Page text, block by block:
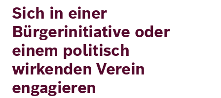
Sich in einer
Bürgerinitiative oder
einem politisch
wirkenden Verein
engagieren